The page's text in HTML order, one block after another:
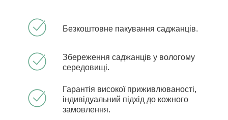
Безкоштовне пакування саджанців.
Збереження саджанців у вологому
середовищі.
Гарантія високої приживлюваності,
індивідуальний підхід до кожного
замовлення.